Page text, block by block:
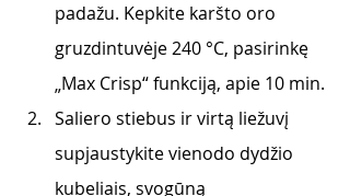
padažu. Kepkite karšto oro
gruzdintuvėje 240 °C, pasirinkę
„Max Crisp“ funkciją, apie 10 min.
Saliero stiebus ir virtą liežuvį
supjaustykite vienodo dydžio
kubeliais, svogūną